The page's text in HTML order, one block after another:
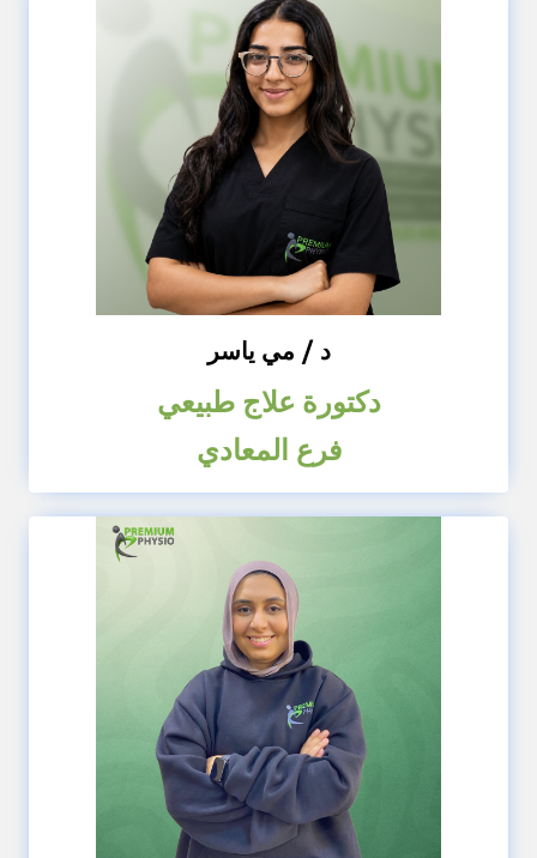
د / مي ياسر
دكتورة علاج طبيعي
فرع المعادي